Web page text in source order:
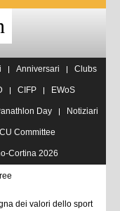
Anniversari Clubs
CIFP EWoS
Day Notiziari
Committee
Cortina 2026
dei valori dello sport